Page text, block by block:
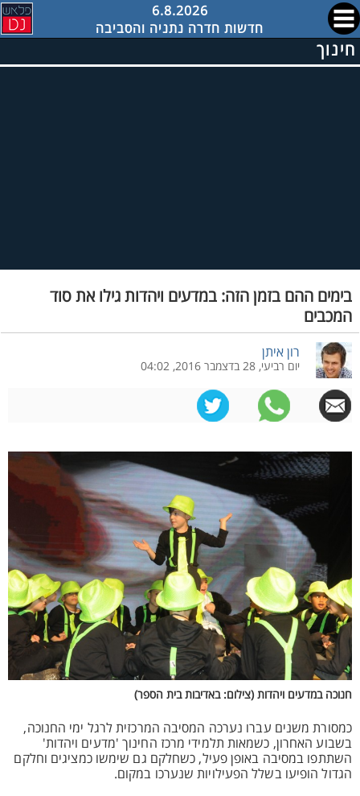
6.8.2026
חדשות חדרה נתניה והסביבה
חינוך
בימים ההם בזמן הזה: במדעים ויהדות גילו את סוד
המכבים
רון איתן
יום רביעי, 28 בדצמבר 2016, 04:02
חנוכה במדעים ויהדות (צילום: באדיבות בית הספר)
כמסורת משנים עברו נערכה המסיבה המרכזית לרגל ימי החנוכה,
בשבוע האחרון, כשמאות תלמידי מרכז החינוך 'מדעים ויהדות'
השתתפו במסיבה באופן פעיל, כשחלקם גם שימשו כמציגים וחלקם
הגדול הופיעו בשלל הפעילויות שנערכו במקום.